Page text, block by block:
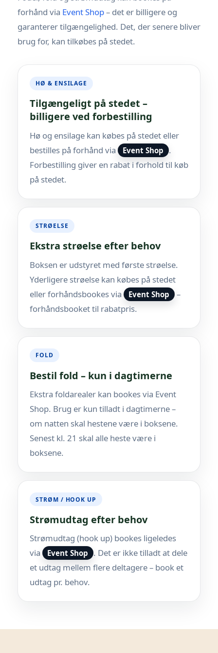
forhånd via Event Shop– det er billigere og
garanterer tilgængelighed. Det, der senere bliver
brug for, kan tilkøbes på stedet.
HØ & ENSILAGE
Tilgængeligt på stedet –
billigere ved forbestilling
Hø og ensilage kan købes på stedet eller
bestilles på forhånd via
Event Shop .
Forbestilling giver en rabat i forhold til køb
på stedet.
STRØELSE
Ekstra strøelse efter behov
Boksen er udstyret med første strøelse.
Yderligere strøelse kan købes på stedet
eller forhåndsbookes via
Event Shop –
forhåndsbooket til rabatpris.
FOLD
Bestil fold – kun i dagtimerne
Ekstra foldarealer kan bookes via Event
Shop. Brug er kun tilladt i dagtimerne –
om natten skal hestene være i boksene.
Senest kl. 21 skal alle heste være i
boksene.
STRØM / HOOK UP
Strømudtag efter behov
Strømudtag (hook up) bookes ligeledes
via
Event Shop . Det er ikke tilladt at dele
et udtag mellem flere deltagere – book et
udtag pr. behov.